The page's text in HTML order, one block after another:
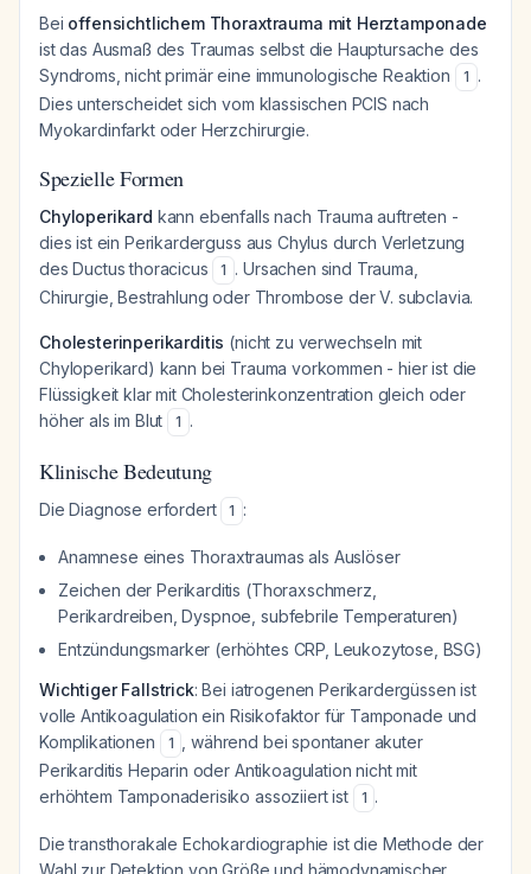
Bei offensichtlichem Thoraxtrauma mit Herztamponade
ist das Ausmaß des Traumas selbst die Hauptursache des
Syndroms, nicht primär eine immunologische Reaktion
1 .
Dies unterscheidet sich vom klassischen PCIS nach
Myokardinfarkt oder Herzchirurgie.
Spezielle Formen
Chyloperikard kann ebenfalls nach Trauma auftreten -
dies ist ein Perikarderguss aus Chylus durch Verletzung
des Ductus thoracicus
1 . Ursachen sind Trauma,
Chirurgie, Bestrahlung oder Thrombose der V. subclavia.
Cholesterinperikarditis (nicht zu verwechseln mit
Chyloperikard) kann bei Trauma vorkommen - hier ist die
Flüssigkeit klar mit Cholesterinkonzentration gleich oder
höher als im Blut
1 .
Klinische Bedeutung
Die Diagnose erfordert 1 :
Anamnese eines Thoraxtraumas als Auslöser
Zeichen der Perikarditis (Thoraxschmerz,
Perikardreiben, Dyspnoe, subfebrile Temperaturen)
Entzündungsmarker (erhöhtes CRP, Leukozytose, BSG)
Wichtiger Fallstrick: Bei iatrogenen Perikardergüssen ist
volle Antikoagulation ein Risikofaktor für Tamponade und
Komplikationen
1
, während bei spontaner akuter
Perikarditis Heparin oder Antikoagulation nicht mit
erhöhtem Tamponaderisiko assoziiert ist
1 .
Die transthorakale Echokardiographie ist die Methode der
Wahl zur Detektion von Größe und hämodynamischer